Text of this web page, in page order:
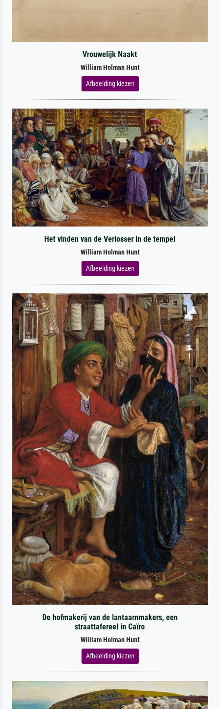
Vrouwelijk Naakt
William Holman Hunt
Afbeelding kiezen
Het vinden van de Verlosser in de tempel
William Holman Hunt
Afbeelding kiezen
De hofmakerij van de lantaarnmakers, een
straattafereel in Caïro
William Holman Hunt
Afbeelding kiezen